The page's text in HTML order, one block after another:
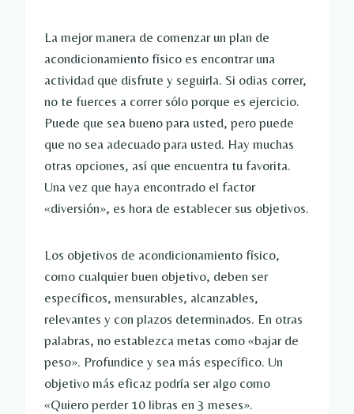
La mejor manera de comenzar un plan de
acondicionamiento físico es encontrar una
actividad que disfrute y seguirla. Si odias correr,
no te fuerces a correr sólo porque es ejercicio.
Puede que sea bueno para usted, pero puede
que no sea adecuado para usted. Hay muchas
otras opciones, así que encuentra tu favorita.
Una vez que haya encontrado el factor
«diversión», es hora de establecer sus objetivos.
Los objetivos de acondicionamiento físico,
como cualquier buen objetivo, deben ser
específicos, mensurables, alcanzables,
relevantes y con plazos determinados. En otras
palabras, no establezca metas como «bajar de
peso». Profundice y sea más específico. Un
objetivo más eficaz podría ser algo como
«Quiero perder 10 libras en 3 meses».